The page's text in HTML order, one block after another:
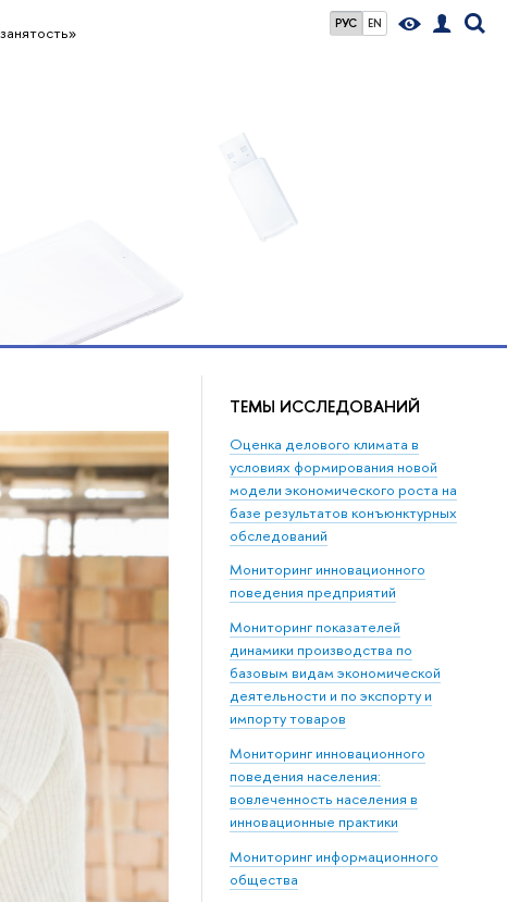
РУС EN
ТЕМЫ ИССЛЕДОВАНИЙ
Оценка делового климата в
условиях формирования новой
модели экономического роста на
базе результатов конъюнктурных
обследований
Мониторинг инновационного
поведения предприятий
Мониторинг показателей
динамики производства по
базовым видам экономической
деятельности и по экспорту и
импорту товаров
Мониторинг инновационного
поведения населения:
вовлеченность населения в
инновационные практики
Мониторинг информационного
общества